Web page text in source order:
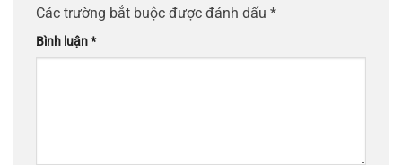
Các trường bắt buộc được đánh dấu *
Bình luận*